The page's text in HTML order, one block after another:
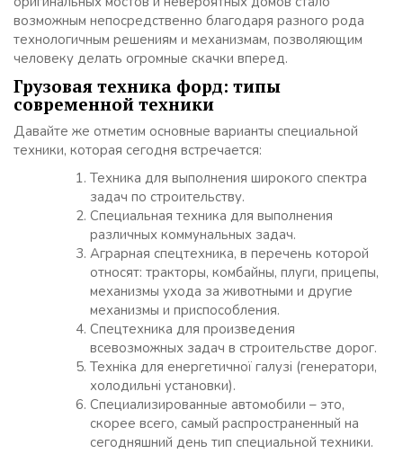
возможным непосредственно благодаря разного рода
технологичным решениям и механизмам, позволяющим
человеку делать огромные скачки вперед.
Грузовая техника форд: типы
современной техники
Давайте же отметим основные варианты специальной
техники, которая сегодня встречается:
Техника для выполнения широкого спектра
задач по строительству.
Специальная техника для выполнения
различных коммунальных задач.
Аграрная спецтехника, в перечень которой
относят: тракторы, комбайны, плуги, прицепы,
механизмы ухода за животными и другие
механизмы и приспособления.
Спецтехника для произведения
всевозможных задач в строительстве дорог.
Техніка для енергетичної галузі (генератори,
холодильні установки).
Специализированные автомобили – это,
скорее всего, самый распространенный на
сегодняшний день тип специальной техники.